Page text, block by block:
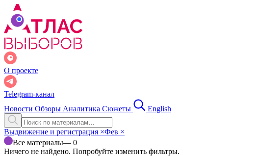
О проекте
Telegram-канал
Новости Обзоры Аналитика Сюжеты English
Выдвижение и регистрация ×Фев ×
Все материалы— 0
Ничего не найдено. Попробуйте изменить фильтры.